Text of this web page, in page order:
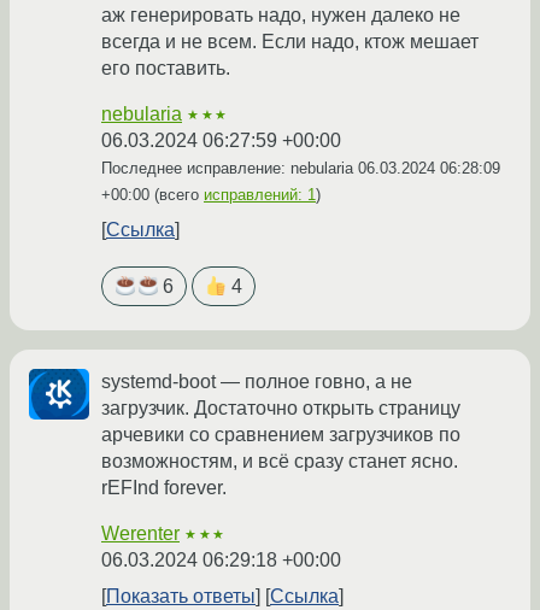
аж генерировать надо, нужен далеко не
всегда и не всем. Если надо, ктож мешает
его поставить.
nebularia ★★★
06.03.2024 06:27:59 +00:00
Последнее исправление: nebularia 06.03.2024 06:28:09
+00:00 (всего исправлений: 1 )
Ссылка
6 4
systemd-boot — полное говно, а не
загрузчик. Достаточно открыть страницу
арчевики со сравнением загрузчиков по
возможностям, и всё сразу станет ясно.
rEFInd forever.
Werenter ★★★
06.03.2024 06:29:18 +00:00
Показать ответы
Ссылка